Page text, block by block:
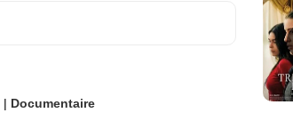
| Documentaire